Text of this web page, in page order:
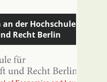
der Hochschule
Recht Berlin